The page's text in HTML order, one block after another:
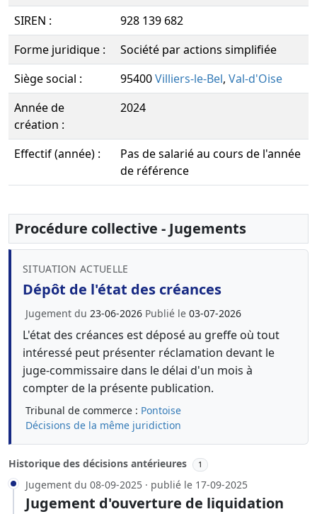
SIREN :
928 139 682
Forme juridique :
Société par actions simplifiée
Siège social :
95400Villiers-le-Bel, Val-d'Oise
Année de
création :
2024
Effectif (année) :
Pas de salarié au cours de l'année
de référence
Procédure collective - Jugements
SITUATION ACTUELLE
Dépôt de l'état des créances
Jugement du 23-06-2026 Publié le 03-07-2026
L'état des créances est déposé au greffe où tout
intéressé peut présenter réclamation devant le
juge-commissaire dans le délai d'un mois à
compter de la présente publication.
Tribunal de commerce : Pontoise
Décisions de la même juridiction
Historique des décisions antérieures 1
Jugement du 08-09-2025 · publié le 17-09-2025
Jugement d'ouverture de liquidation